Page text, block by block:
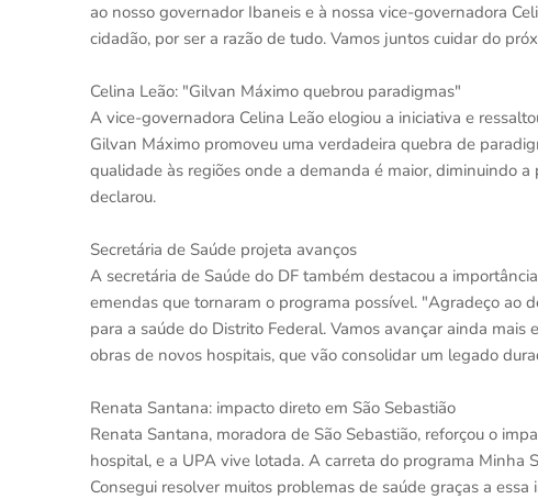
ao nosso governador Ibaneis e à nossa vice-governadora
cidadão, por ser a razão de tudo. Vamos juntos cuidar do
Celina Leão: "Gilvan Máximo quebrou paradigmas"
A vice-governadora Celina Leão elogiou a iniciativa e
Gilvan Máximo promoveu uma verdadeira quebra de
qualidade às regiões onde a demanda é maior, diminuindo
declarou.
Secretária de Saúde projeta avanços
A secretária de Saúde do DF também destacou a
emendas que tornaram o programa possível. "Agradeço ao
para a saúde do Distrito Federal. Vamos avançar ainda
obras de novos hospitais, que vão consolidar um legado
Renata Santana: impacto direto em São Sebastião
Renata Santana, moradora de São Sebastião, reforçou o
hospital, e a UPA vive lotada. A carreta do programa Minha
Consegui resolver muitos problemas de saúde graças a